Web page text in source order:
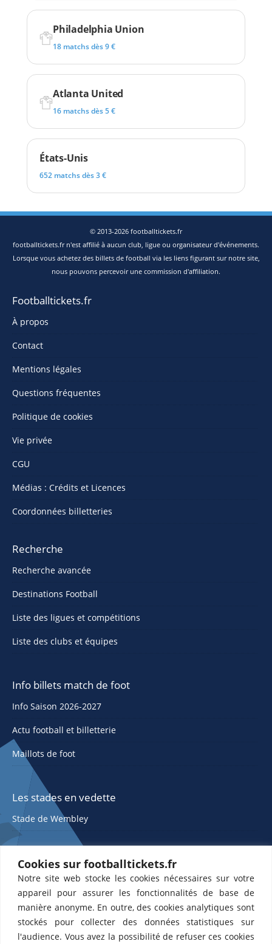
Cookies sur footballtickets.fr
Notre site web stocke les cookies nécessaires sur votre
appareil pour assurer les fonctionnalités de base de
manière anonyme. En outre, des cookies analytiques sont
stockés pour collecter des données statistiques sur
l'audience. Vous avez la possibilité de refuser ces cookies
Philadelphia Union
18 matchs dès 9 €
Atlanta United
16 matchs dès 5 €
États-Unis
652 matchs dès 3 €
© 2013-2026 footballtickets.fr
footballtickets.fr n'est affilié à aucun club, ligue ou organisateur d'événements.
Lorsque vous achetez des billets de football via les liens figurant sur notre site,
nous pouvons percevoir une commission d'affiliation.
Footballtickets.fr
À propos
Contact
Mentions légales
Questions fréquentes
Politique de cookies
Vie privée
CGU
Médias : Crédits et Licences
Coordonnées billetteries
Recherche
Recherche avancée
Destinations Football
Liste des ligues et compétitions
Liste des clubs et équipes
Info billets match de foot
Info Saison 2026-2027
Actu football et billetterie
Maillots de foot
Les stades en vedette
Stade de Wembley
ETTS 365 SL, Rambla de Catalunya 38, 8, 1, 08007 Barcelone, Espagne |